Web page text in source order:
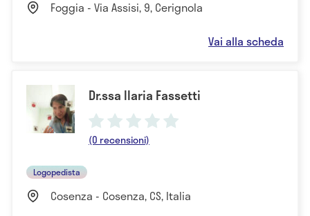
Foggia - Via Assisi, 9, Cerignola
Vai alla scheda
Dr.ssa Ilaria Fassetti
(0 recensioni)
Logopedista
Cosenza - Cosenza, CS, Italia